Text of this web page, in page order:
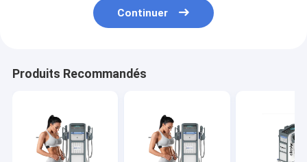
Continuer
Produits Recommandés